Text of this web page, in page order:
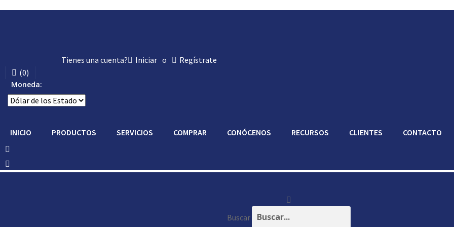
Tienes una cuenta? Iniciar o
Regístrate
(0)
Moneda:
INICIO PRODUCTOS SERVICIOS COMPRAR CONÓCENOS RECURSOS CLIENTES CONTACTO
Buscar